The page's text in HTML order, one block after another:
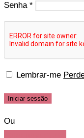
Senha *
Lembrar-me
Iniciar sessão
Ou